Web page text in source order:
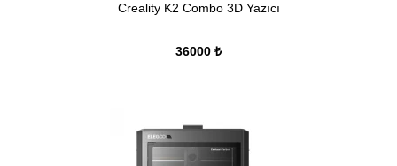
Creality K2 Combo 3D Yazıcı
36000 ₺